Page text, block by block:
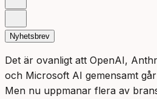
Nyhetsbrev
Det är ovanligt att OpenAI,
och Microsoft AI gemensamt
Men nu uppmanar flera av